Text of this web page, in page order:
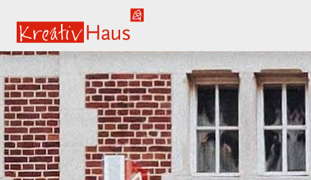
springe zum HauptinhaltKreativ-Haus e.V.